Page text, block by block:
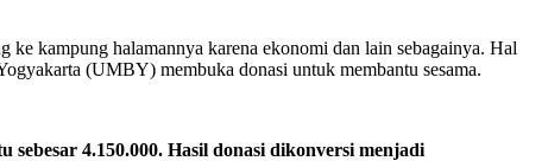
ke kampung halamannya karena ekonomi dan lain sebagainya. Hal
(UMBY) membuka donasi untuk membantu sesama.
4.150.000. Hasil donasi dikonversi menjadi